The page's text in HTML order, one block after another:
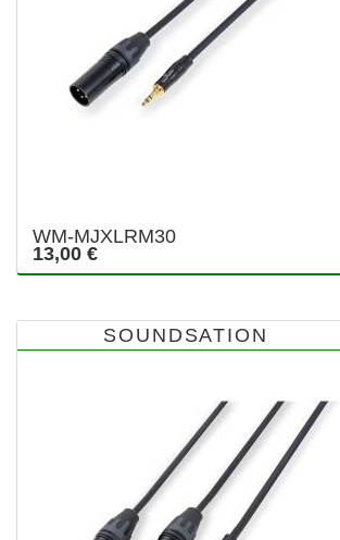
WM-MJXLRM30
13,00 €
SOUNDSATION